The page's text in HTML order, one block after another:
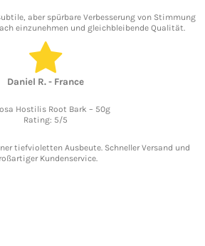
aber spürbare Verbesserung von Stimmung
einzunehmen und gleichbleibende Qualität.
Daniel R. - France
Hostilis Root Bark – 50g
Rating: 5/5
tiefvioletten Ausbeute. Schneller Versand und
Kundenservice.